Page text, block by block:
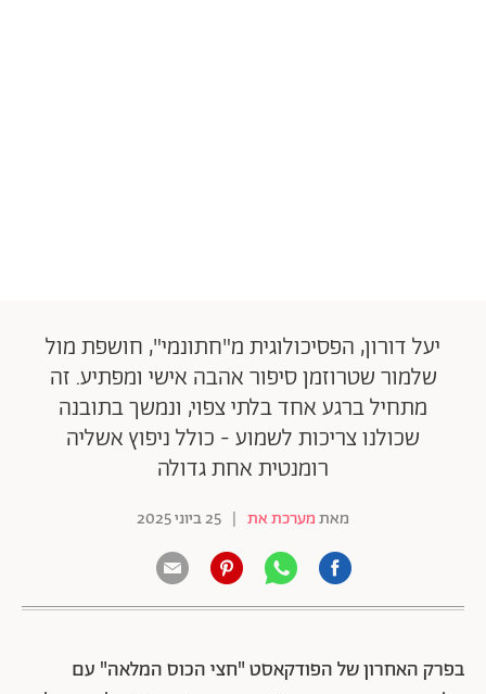
יעל דורון, הפסיכולוגית מ"חתונמי", חושפת מול
שלמור שטרוזמן סיפור אהבה אישי ומפתיע. זה
מתחיל ברגע אחד בלתי צפוי, ונמשך בתובנה
שכולנו צריכות לשמוע - כולל ניפוץ אשליה
רומנטית אחת גדולה
מאתמערכת את | 25 ביוני 2025
בפרק האחרון של הפודקאסט "חצי הכוס המלאה" עם